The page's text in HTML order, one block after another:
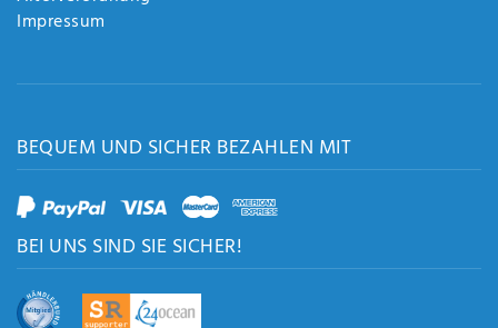
Impressum
BEQUEM UND SICHER BEZAHLEN MIT
BEI UNS SIND SIE SICHER!